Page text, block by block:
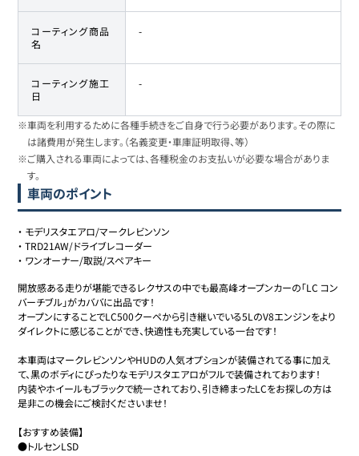
コーティング商品
名
-
コーティング施工
日
-
※車両を利用するために各種手続きをご自身で行う必要があります。その際に
は諸費用が発生します。（名義変更・車庫証明取得、等）
※ご購入される車両によっては、各種税金のお支払いが必要な場合がありま
す。
車両のポイント
・ モデリスタエアロ/マークレビンソン
・TRD21AW/ドライブレコーダー
・ ワンオーナー/取説/スペアキー
開放感ある走りが堪能できるレクサスの中でも最高峰オープンカーの「LC コン
バーチブル」がカババに出品です！
オープンにすることでLC500クーペから引き継いでいる5LのV8エンジンをより
ダイレクトに感じることができ、快適性も充実している一台です！
本車両はマークレビンソンやHUDの人気オプションが装備されてる事に加え
て、黒のボディにぴったりなモデリスタエアロがフルで装備されております！
内装やホイールもブラックで統一されており、引き締まったLCをお探しの方は
是非この機会にご検討くださいませ！
【おすすめ装備】
●トルセンLSD